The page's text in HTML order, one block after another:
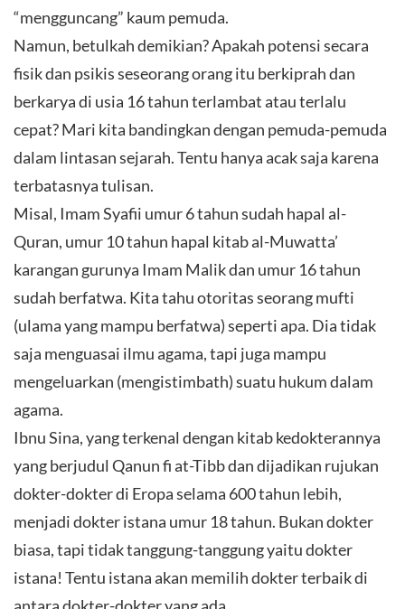
“mengguncang” kaum pemuda.
Namun, betulkah demikian? Apakah potensi secara
fisik dan psikis seseorang orang itu berkiprah dan
berkarya di usia 16 tahun terlambat atau terlalu
cepat? Mari kita bandingkan dengan pemuda-pemuda
dalam lintasan sejarah. Tentu hanya acak saja karena
terbatasnya tulisan.
Misal, Imam Syafii umur 6 tahun sudah hapal al-
Quran, umur 10 tahun hapal kitab al-Muwatta’
karangan gurunya Imam Malik dan umur 16 tahun
sudah berfatwa. Kita tahu otoritas seorang mufti
(ulama yang mampu berfatwa) seperti apa. Dia tidak
saja menguasai ilmu agama, tapi juga mampu
mengeluarkan (mengistimbath) suatu hukum dalam
agama.
Ibnu Sina, yang terkenal dengan kitab kedokterannya
yang berjudul Qanun fi at-Tibb dan dijadikan rujukan
dokter-dokter di Eropa selama 600 tahun lebih,
menjadi dokter istana umur 18 tahun. Bukan dokter
biasa, tapi tidak tanggung-tanggung yaitu dokter
istana! Tentu istana akan memilih dokter terbaik di
antara dokter-dokter yang ada.